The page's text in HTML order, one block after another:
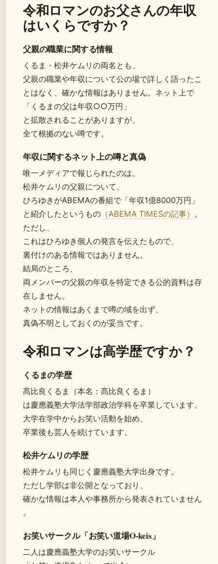
令和ロマンのお父さんの年収
はいくらですか？
父親の職業に関する情報
くるま・松井ケムリの両名とも、
父親の職業や年収について公の場で詳しく語ったこ
とはなく、確かな情報はありません。ネット上で
「くるまの父は年収○○万円」
と拡散されることがありますが、
全て根拠のない噂です。
年収に関するネット上の噂と真偽
唯一メディアで報じられたのは、
松井ケムリの父親について、
ひろゆきがABEMAの番組で「年収1億8000万円」
と紹介したというもの （ABEMA TIMESの記事） 。
ただし、
これはひろゆき個人の発言を伝えたもので、
裏付けのある情報ではありません。
結局のところ、
両メンバーの父親の年収を特定できる公的資料は存
在しません。
ネットの情報はあくまで噂の域を出ず、
真偽不明としておくのが妥当です。
令和ロマンは高学歴ですか？
くるまの学歴
髙比良くるま（本名：髙比良くるま）
は慶應義塾大学法学部政治学科を卒業しています。
大学在学中からお笑い活動を始め、
卒業後も芸人を続けています。
松井ケムリの学歴
松井ケムリも同じく慶應義塾大学出身です。
ただし学部は非公開となっており、
確かな情報は本人や事務所から発表されていません
。
お笑いサークル「お笑い道場O-keis」
二人は慶應義塾大学のお笑いサークル